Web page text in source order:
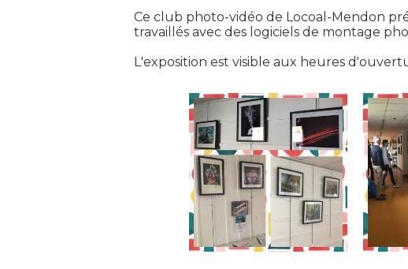
Ce club photo-vidéo de Locoal-Mendon
travaillés avec des logiciels de montage
L'exposition est visible aux heures